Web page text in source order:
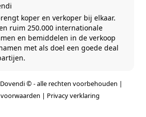
koper en verkoper bij elkaar.
ruim 250.000 internationale
en bemiddelen in de verkoop
met als doel een goede deal
© - alle rechten voorbehouden |
| Privacy verklaring